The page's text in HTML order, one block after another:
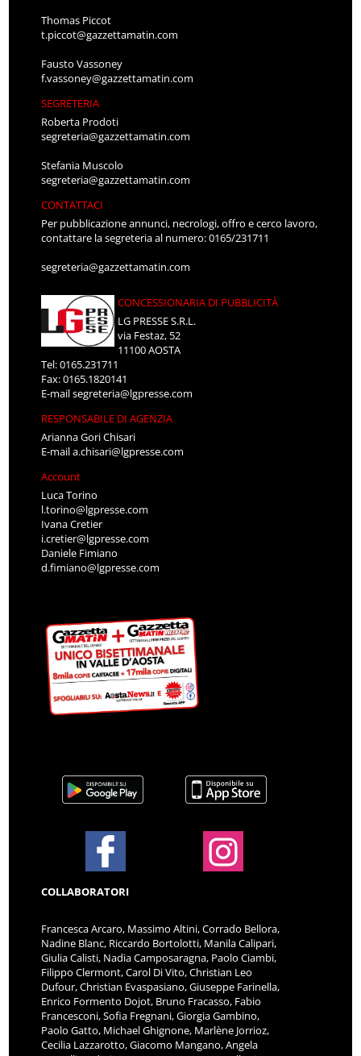
Thomas Piccot
t.piccot@gazzettamatin.com
Fausto Vassoney
f.vassoney@gazzettamatin.com
SEGRETERIA
Roberta Prodoti
segreteria@gazzettamatin.com
Stefania Muscolo
segreteria@gazzettamatin.com
CONTATTACI
Per pubblicazione annunci, necrologi, offro e cerco lavoro,
contattare la segreteria al numero: 0165/231711
segreteria@gazzettamatin.com
CONCESSIONARIA DI PUBBLICITÀ
LG PRESSE S.R.L.
via Festaz, 52
11100 AOSTA
Tel: 0165.231711
Fax: 0165.1820141
E-mailsegreteria@lgpresse.com
RESPONSABILE DI AGENZIA
Arianna Gori Chisari
E-maila.chisari@lgpresse.com
Account
Luca Torino
l.torino@lgpresse.com
Ivana Cretier
i.cretier@lgpresse.com
Daniele Fimiano
d.fimiano@lgpresse.com
COLLABORATORI
Francesca Arcaro, Massimo Altini, Corrado Bellora,
Nadine Blanc, Riccardo Bortolotti, Manila Calipari,
Giulia Calisti, Nadia Camposaragna, Paolo Ciambi,
Filippo Clermont, Carol Di Vito, Christian Leo
Dufour, Christian Evaspasiano, Giuseppe Farinella,
Enrico Formento Dojot, Bruno Fracasso, Fabio
Francesconi, Sofia Fregnani, Giorgia Gambino,
Paolo Gatto, Michael Ghignone, Marlène Jorrioz,
Cecilia Lazzarotto, Giacomo Mangano, Angela